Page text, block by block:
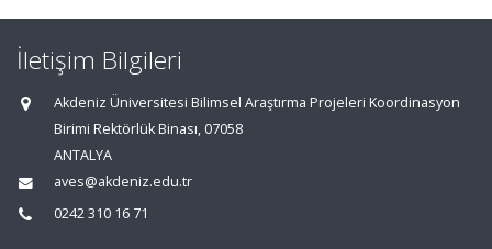
İletişim Bilgileri
Akdeniz Üniversitesi Bilimsel Araştırma Projeleri Koordinasyon
Birimi Rektörlük Binası, 07058
ANTALYA
aves@akdeniz.edu.tr
0242 310 16 71